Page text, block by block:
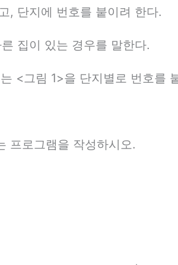
, 단지에 번호를 붙이려 한다.
집이 있는 경우를 말한다.
<그림 1>을 단지별로 번호를
프로그램을 작성하시오.